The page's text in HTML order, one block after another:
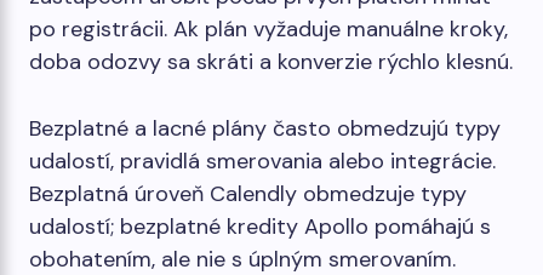
po registrácii. Ak plán vyžaduje manuálne kroky,
doba odozvy sa skráti a konverzie rýchlo klesnú.
Bezplatné a lacné plány často obmedzujú typy
udalostí, pravidlá smerovania alebo integrácie.
Bezplatná úroveň Calendly obmedzuje typy
udalostí; bezplatné kredity Apollo pomáhajú s
obohatením, ale nie s úplným smerovaním.